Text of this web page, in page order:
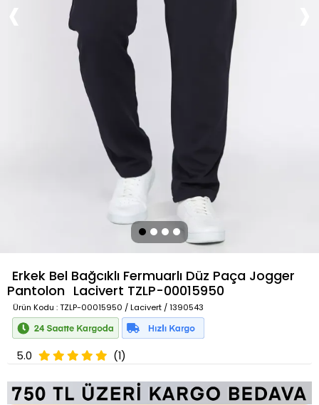
Erkek Bel Bağcıklı Fermuarlı Düz Paça Jogger
Pantolon Lacivert TZLP-00015950
Ürün Kodu : TZLP-00015950 / Lacivert / 1390543
5.0 (1)